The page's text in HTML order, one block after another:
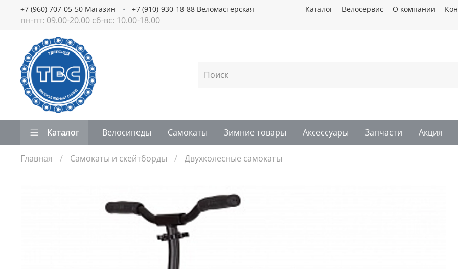
Каталог Велосервис О компании
пн-пт: 09.00-20.00 сб-вс: 10.00-18.00
+7 (960) 707-05-50 Магазин +7 (910)-930-18-88 Веломастерская
Каталог Велосипеды Самокаты Зимние товары Аксессуары Запчасти Акция
Главная Самокаты и скейтборды Двухколесные самокаты